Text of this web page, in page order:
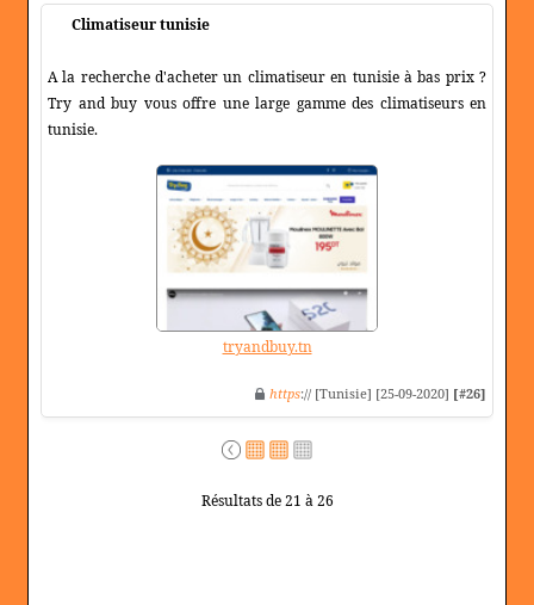
Climatiseur tunisie
A la recherche d'acheter un climatiseur en tunisie à bas prix ?
Try and buy vous offre une large gamme des climatiseurs en
tunisie.
tryandbuy.tn
https:// [Tunisie] [25-09-2020] [#26]
Résultats de 21 à 26